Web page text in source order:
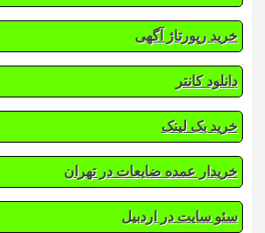
خرید رپورتاژ آگهی
دانلود کانتر
خرید بک لینک
خریدار عمده ضایعات در تهران
سئو سایت در اردبیل